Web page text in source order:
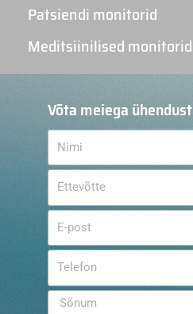
Patsiendi monitorid
Meditsiinilised monitorid
Võta meiega ühendust